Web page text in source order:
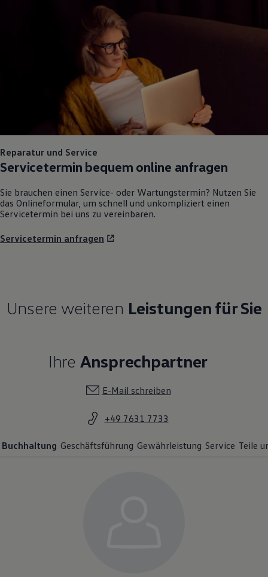
75 Jahre Bulli Jubiläum
Bulli Magazin
Fahrzeugabholung ab Werk
Reparatur und Service
Servicetermin bequem online anfragen
Sie brauchen einen Service- oder Wartungstermin? Nutzen Sie
das Onlineformular, um schnell und unkompliziert einen
Servicetermin bei uns zu vereinbaren.
Servicetermin anfragen
Unsere weiteren Leistungen für Sie
Ihre Ansprechpartner
E-Mail schreiben
+49 7631 7733
Buchhaltung Geschäftsführung Gewährleistung Service Teile